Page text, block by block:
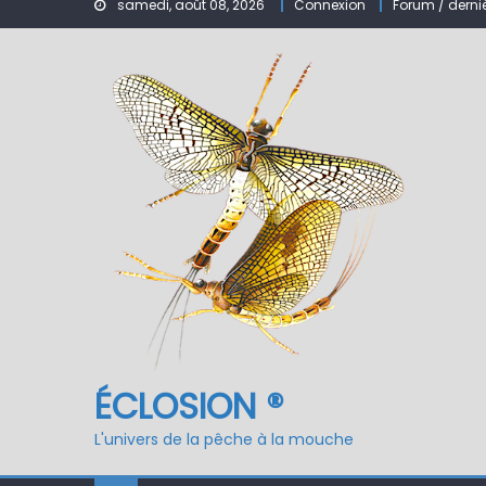
Nymphe pour NAV –
samedi, août 08, 2026 Connexion Forum /
ÉCLOSION ®
L'univers de la pêche à la mouche